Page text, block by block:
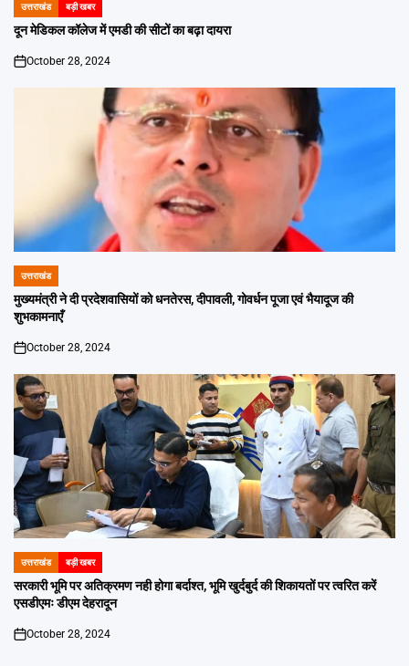
POSTED
IN
उत्तराखंड बड़ी खबर
दून मेडिकल कॉलेज में एमडी की सीटों का बढ़ा दायरा
on
October 28, 2024
POSTED
IN
उत्तराखंड
मुख्यमंत्री ने दी प्रदेशवासियों को धनतेरस, दीपावली, गोवर्धन पूजा एवं भैयादूज की
शुभकामनाएँ
on
October 28, 2024
POSTED
IN
उत्तराखंड बड़ी खबर
सरकारी भूमि पर अतिक्रमण नही होगा बर्दाश्त, भूमि खुर्दबुर्द की शिकायतों पर त्वरित करें
एसडीएमः डीएम देहरादून
on
October 28, 2024